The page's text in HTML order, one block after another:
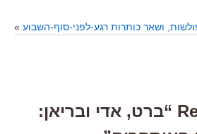
ושאר כותרות רגע-לפני-סוף-השבוע »
3 Responses to “ברט, אדי ובריאן: